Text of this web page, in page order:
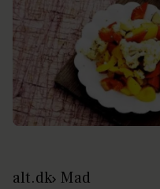
alt.dk Mad